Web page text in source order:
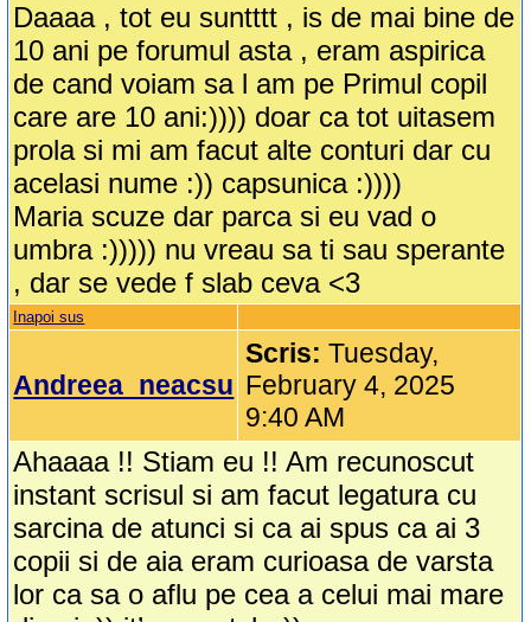
Daaaa , tot eu suntttt , is de mai bine de
10 ani pe forumul asta , eram aspirica
de cand voiam sa l am pe Primul copil
care are 10 ani:)))) doar ca tot uitasem
prola si mi am facut alte conturi dar cu
acelasi nume :)) capsunica :))))
Maria scuze dar parca si eu vad o
umbra :))))) nu vreau sa ti sau sperante
, dar se vede f slab ceva <3
Inapoi sus
Andreea_neacsu
Scris:Tuesday,
February 4, 2025
9:40 AM
Ahaaaa !! Stiam eu !! Am recunoscut
instant scrisul si am facut legatura cu
sarcina de atunci si ca ai spus ca ai 3
copii si de aia eram curioasa de varsta
lor ca sa o aflu pe cea a celui mai mare